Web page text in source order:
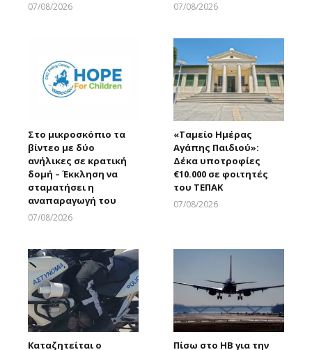
07/08/2026
07/08/2026
Στο μικροσκόπιο τα
βίντεο με δύο
ανήλικες σε κρατική
δομή – Έκκληση να
σταματήσει η
αναπαραγωγή του
07/08/2026
«Ταμείο Ημέρας
Αγάπης Παιδιού»:
Δέκα υποτροφίες
€10.000 σε φοιτητές
του ΤΕΠΑΚ
07/08/2026
Καταζητείται ο
Πίσω στο ΗΒ για την